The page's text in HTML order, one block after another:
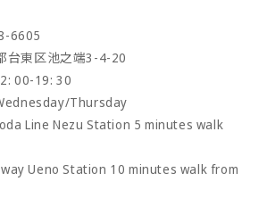
6605
台東区池之端3-4-20
00-19: 30
Thursday
Line Nezu Station 5 minutes walk
Ueno Station 10 minutes walk from